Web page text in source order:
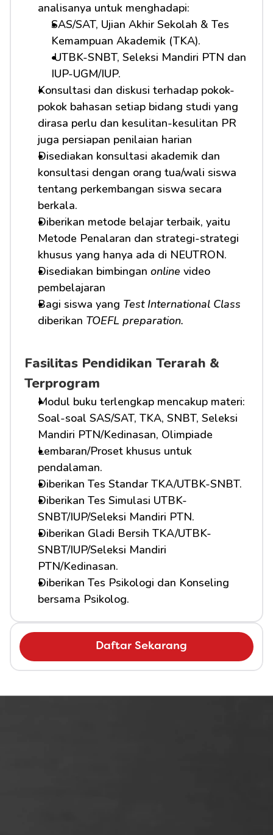
Daftar Sekarang
analisanya untuk menghadapi:
SAS/SAT, Ujian Akhir Sekolah & Tes
Kemampuan Akademik (TKA).
UTBK-SNBT, Seleksi Mandiri PTN dan
IUP-UGM/IUP.
Konsultasi dan diskusi terhadap pokok-
pokok bahasan setiap bidang studi yang
dirasa perlu dan kesulitan-kesulitan PR
juga persiapan penilaian harian
Disediakan konsultasi akademik dan
konsultasi dengan orang tua/wali siswa
tentang perkembangan siswa secara
berkala.
Diberikan metode belajar terbaik, yaitu
Metode Penalaran dan strategi-strategi
khusus yang hanya ada di NEUTRON.
Disediakan bimbingan online video
pembelajaran
Bagi siswa yang Test International Class
diberikan TOEFL preparation.
Fasilitas Pendidikan Terarah &
Terprogram
Modul buku terlengkap mencakup materi:
Soal-soal SAS/SAT, TKA, SNBT, Seleksi
Mandiri PTN/Kedinasan, Olimpiade
Lembaran/Proset khusus untuk
pendalaman.
Diberikan Tes Standar TKA/UTBK-SNBT.
Diberikan Tes Simulasi UTBK-
SNBT/IUP/Seleksi Mandiri PTN.
Diberikan Gladi Bersih TKA/UTBK-
SNBT/IUP/Seleksi Mandiri
PTN/Kedinasan.
Diberikan Tes Psikologi dan Konseling
bersama Psikolog.